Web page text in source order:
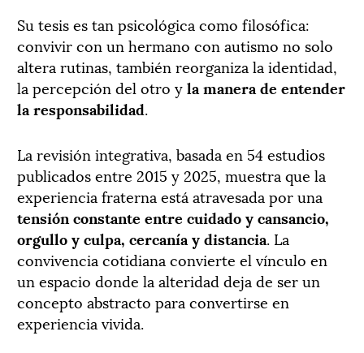
Su tesis es tan psicológica como filosófica:
convivir con un hermano con autismo no solo
altera rutinas, también reorganiza la identidad,
la percepción del otro yla manera de entender
la responsabilidad.
La revisión integrativa, basada en 54 estudios
publicados entre 2015 y 2025, muestra que la
experiencia fraterna está atravesada por una
tensión constante entre cuidado y cansancio,
orgullo y culpa, cercanía y distancia. La
convivencia cotidiana convierte el vínculo en
un espacio donde la alteridad deja de ser un
concepto abstracto para convertirse en
experiencia vivida.